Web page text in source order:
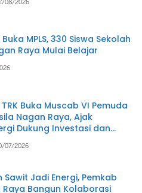
MPLS, 330 Siswa Sekolah
Raya Mulai Belajar
Buka Muscab VI Pemuda
Nagan Raya, Ajak
Dukung Investasi dan
Daerah
07/2026
Sawit Jadi Energi, Pemkab
Raya Bangun Kolaborasi